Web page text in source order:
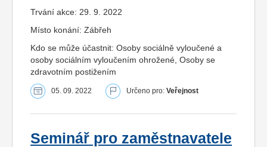
Trvání akce: 29. 9. 2022
Místo konání: Zábřeh
Kdo se může účastnit: Osoby sociálně vyloučené a
osoby sociálním vyloučením ohrožené, Osoby se
zdravotním postižením
05. 09. 2022 Určeno pro: Veřejnost
Seminář pro zaměstnavatele